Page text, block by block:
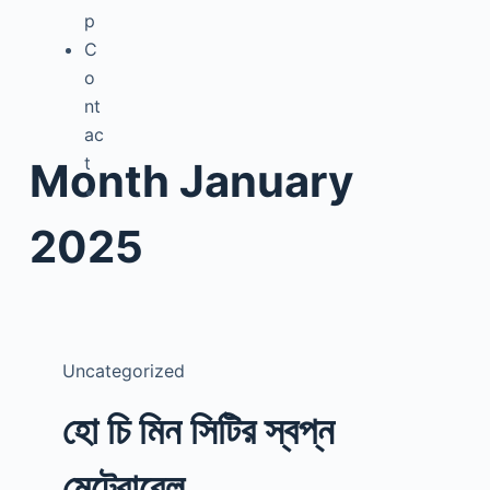
p
C
o
nt
ac
t
Month January
2025
Uncategorized
হো চি মিন সিটির স্বপ্ন